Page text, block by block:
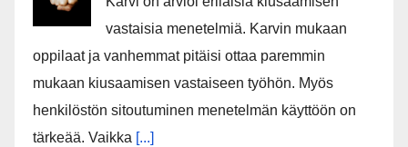
vastaisia menetelmiä. Karvin mukaan
oppilaat ja vanhemmat pitäisi ottaa paremmin
mukaan kiusaamisen vastaiseen työhön. Myös
henkilöstön sitoutuminen menetelmän käyttöön on
tärkeää. Vaikka [...]